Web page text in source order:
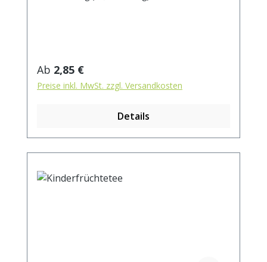
Regulärer Preis:
Ab 2,85 €
Preise inkl. MwSt. zzgl. Versandkosten
Details